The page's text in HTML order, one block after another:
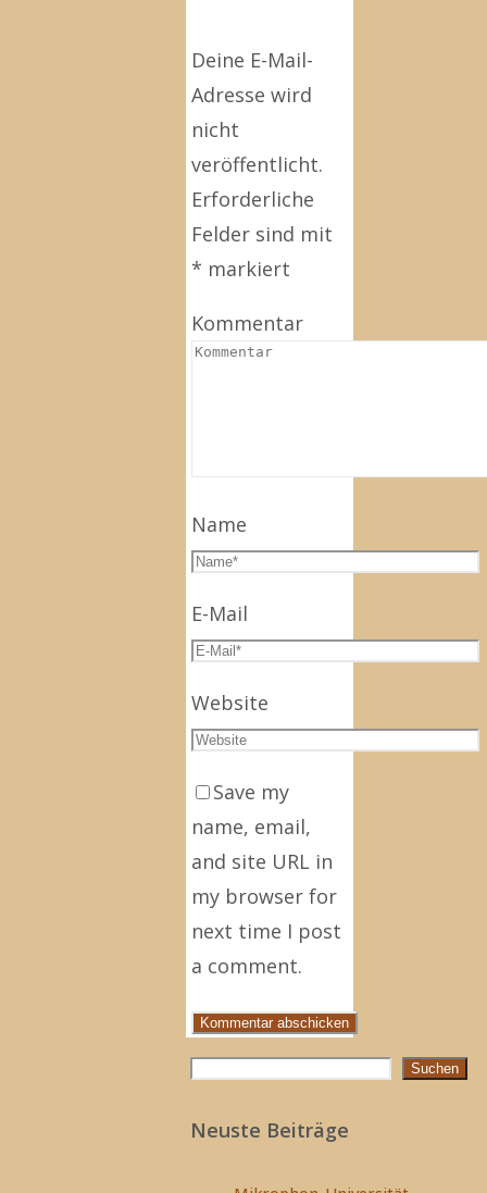
Deine E-Mail-
Adresse wird
nicht
veröffentlicht.
Erforderliche
Felder sind mit
* markiert
Kommentar
Name
E-Mail
Website
Save my
name, email,
and site URL in
my browser for
next time I post
a comment.
Suchen
Neuste Beiträge